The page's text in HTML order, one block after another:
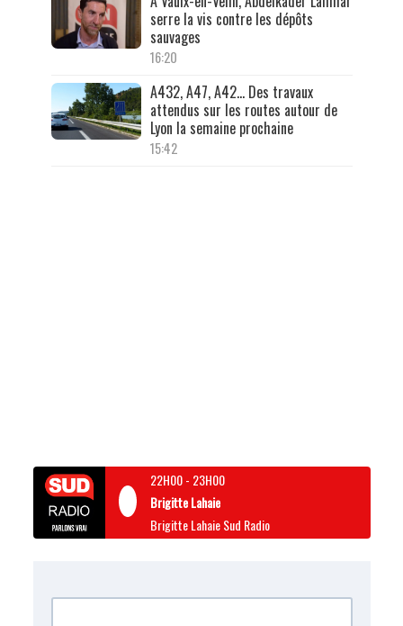
serre la vis contre les dépôts
sauvages
16:20
A432, A47, A42… Des travaux
attendus sur les routes autour de
Lyon la semaine prochaine
15:42
22H00- 23H00
Brigitte Lahaie
Brigitte Lahaie Sud Radio